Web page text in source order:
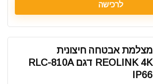
לרכישה
מצלמת אבטחה חיצונית
REOLINK 4K דגם RLC-810A
IP66